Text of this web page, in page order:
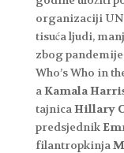
organizaciji UN
tisuća ljudi,
zbog
Who’s Who in
a Kamala
tajnica Hillary
predsjednik
filantropkinja